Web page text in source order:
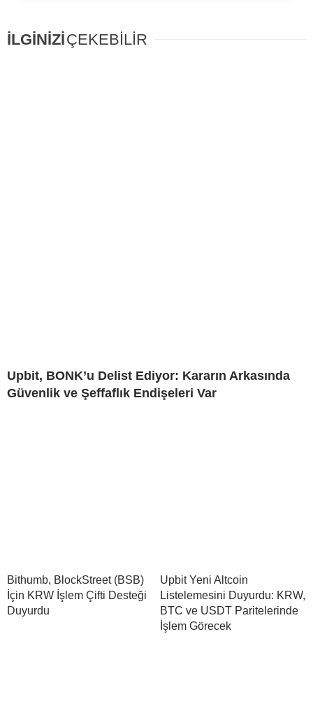
İLGİNİZİÇEKEBİLİR
Upbit, BONK’u Delist Ediyor: Kararın Arkasında
Güvenlik ve Şeffaflık Endişeleri Var
Bithumb, BlockStreet (BSB)
İçin KRW İşlem Çifti Desteği
Duyurdu
Upbit Yeni Altcoin
Listelemesini Duyurdu: KRW,
BTC ve USDT Paritelerinde
İşlem Görecek